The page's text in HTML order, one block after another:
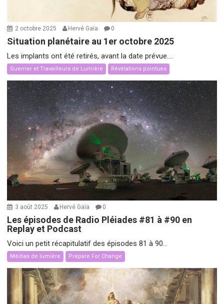
2 octobre 2025 Hervé Gaïa 0
Situation planétaire au 1er octobre 2025
Les implants ont été retirés, avant la date prévue....
Guerrier et Travailleurs de Lumière Révélations pointues
3 août 2025 Hervé Gaïa 0
Les épisodes de Radio Pléiades #81 à #90 en
Replay et Podcast
Voici un petit récapitulatif des épisodes 81 à 90...
Médias de lumière Prepare For Change